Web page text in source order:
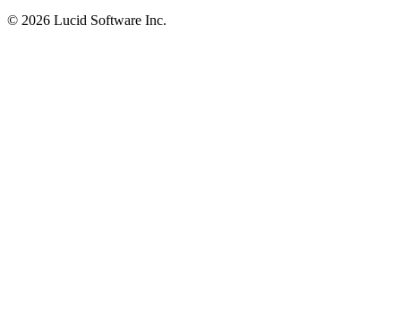
© 2026 Lucid Software Inc.